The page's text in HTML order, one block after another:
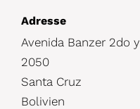
D
e
t
a
Adresse
Avenida Banzer 2do
2050
Santa Cruz
Bolivien